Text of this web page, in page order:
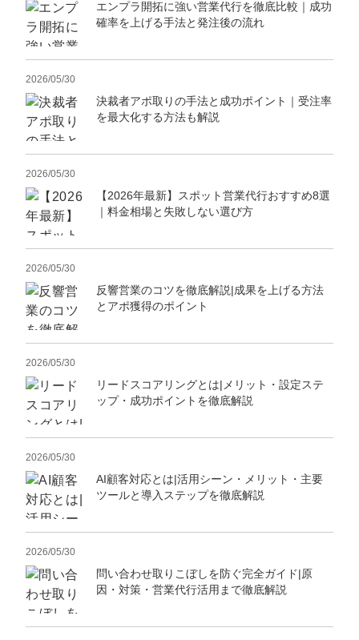
エンプラ開拓に強い営業代行を徹底比較｜成功
確率を上げる手法と発注後の流れ
2026/05/30
決裁者アポ取りの手法と成功ポイント｜受注率
を最大化する方法も解説
2026/05/30
【2026年最新】スポット営業代行おすすめ8選
｜料金相場と失敗しない選び方
2026/05/30
反響営業のコツを徹底解説|成果を上げる方法
とアポ獲得のポイント
2026/05/30
リードスコアリングとは|メリット・設定ステ
ップ・成功ポイントを徹底解説
2026/05/30
AI顧客対応とは|活用シーン・メリット・主要
ツールと導入ステップを徹底解説
2026/05/30
問い合わせ取りこぼしを防ぐ完全ガイド|原
因・対策・営業代行活用まで徹底解説